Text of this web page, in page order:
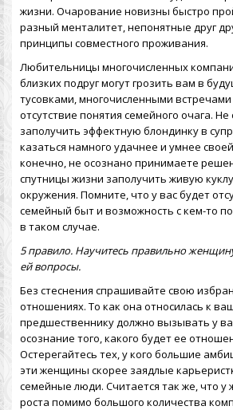
жизни. Очарование новизны быстро
разный менталитет, непонятные друг
принципы совместного проживания.
Любительницы многочисленных
близких подруг могут грозить вам в
тусовками, многочисленными
отсутствие понятия семейного очага. Не
заполучить эффектную блондинку в
казаться намного удачнее и умнее
конечно, не осознано принимаете
спутницы жизни заполучить живую
окружения. Помните, что у вас будет
семейный быт и возможность с кем-то
в таком случае.
5 правило. Научитесь правильно
ей вопросы.
Без стеснения спрашивайте свою
отношениях. То как она относилась к
предшественнику должно вызывать у
осознание того, какого будет ее
Остерегайтесь тех, у кого большие
эти женщины скорее заядлые
семейные люди. Считается так же, что
роста помимо большого количества